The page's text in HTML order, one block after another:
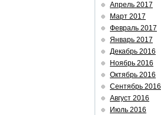
Апрель 2017
Март 2017
Февраль 2017
Январь 2017
Декабрь 2016
Ноябрь 2016
Октябрь 2016
Сентябрь 2016
Август 2016
Июль 2016